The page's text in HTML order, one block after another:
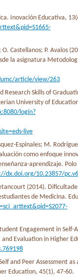
Inovación Educativa,
Castellanos; P. Avalos
la asignatura
article/view/263
Research Skills of
University of
login?
live
Espinales; M.
como enfoque
aprendizaje. Polo
dx.doi.org/10.23857/
(2014).
de Medicina.
Engagement in Self-
Evaluation in Higher
and Peer Assessment as
Education, 45(1), 47-60.